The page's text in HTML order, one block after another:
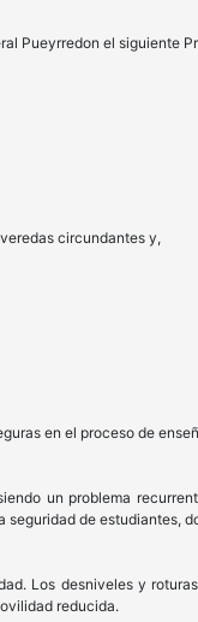
Pueyrredon el siguiente
circundantes y,
en el proceso de
un problema
de estudiantes,
Los desniveles y
reducida.